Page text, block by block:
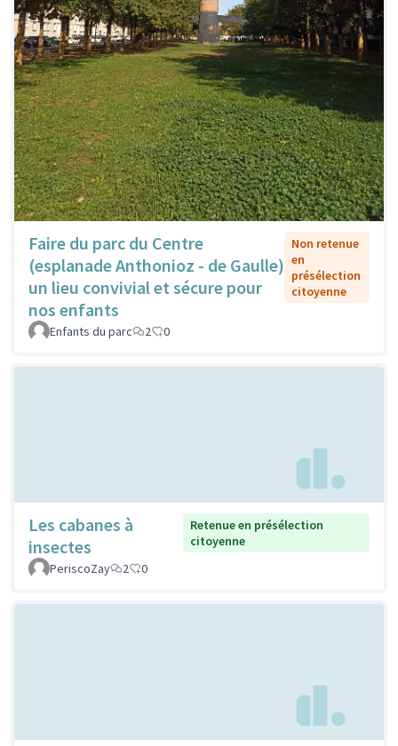
Faire du parc du Centre
(esplanade Anthonioz - de Gaulle)
un lieu convivial et sécure pour
nos enfants
Non retenue
en
présélection
citoyenne
Enfants du parc 2 0
Les cabanes à
insectes
Retenue en présélection
citoyenne
PeriscoZay
2 0